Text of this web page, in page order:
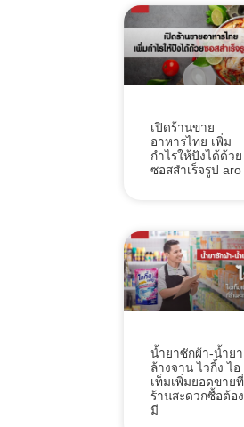
เปิดร้านขาย
อาหารไทย เพิ่ม
กำไรให้ปังได้ด้วย
ซอสสำเร็จรูป aro
น้ำยาซักผ้า-น้ำยา
ล้างจาน ไวกิ้ง ไอ
เท็มเพิ่มยอดขายที่
ร้านสะดวกซื้อต้อง
มี